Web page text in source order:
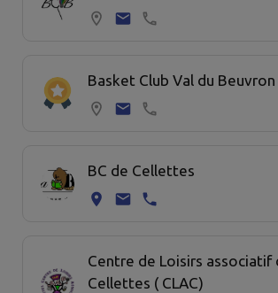
Basket Club Val du Beuvron
BC de Cellettes
Centre de Loisirs associatif
Cellettes ( CLAC)